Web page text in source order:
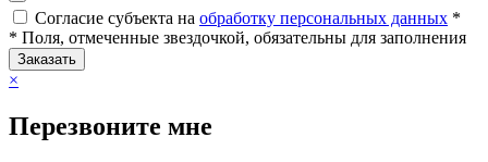
Согласие субъекта на обработку персональных данных *
* Поля, отмеченные звездочкой, обязательны для заполнения
Заказать
×
Перезвоните мне